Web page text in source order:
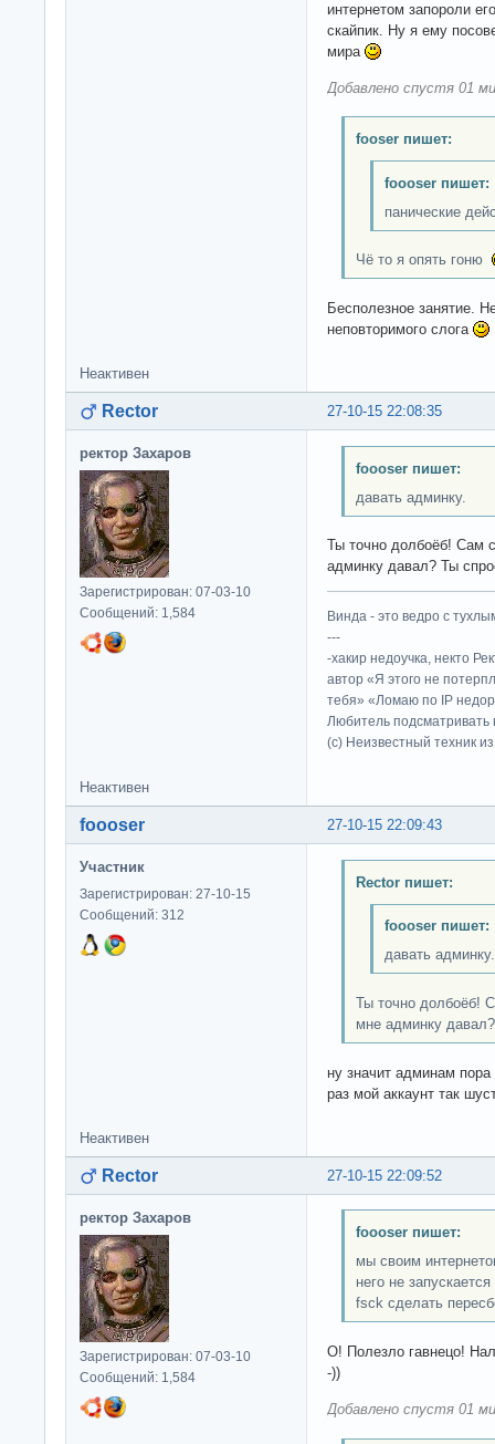
интернетом запороли
скайпик. Ну я ему
мира
Добавлено спустя 01
fooser пишет:
foooser пишет:
панические
Чё то я опять гоню
Бесполезное занятие.
неповторимого слога
Неактивен
27-10-15 22:08:35
Rector
ректор Захаров
Зарегистрирован: 07-03-10
Сообщений: 1,584
foooser пишет:
давать админку.
Ты точно долбоёб! Сам
админку давал? Ты
Винда - это ведро с
---
-хакир недоучка, некто
автор «Я этого не
тебя» «Ломаю по IP
Любитель подсматривать
(c) Неизвестный техник
Неактивен
27-10-15 22:09:43
foooser
Участник
Зарегистрирован: 27-10-15
Сообщений: 312
Rector пишет:
foooser пишет:
давать админку.
Ты точно долбоёб!
мне админку
ну значит админам
раз мой аккаунт так
Неактивен
27-10-15 22:09:52
Rector
ректор Захаров
Зарегистрирован: 07-03-10
Сообщений: 1,584
foooser пишет:
мы своим
него не
fsck сделать
О! Полезло гавнецо!
-))
Добавлено спустя 01